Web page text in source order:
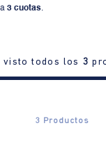
3 cuotas.
visto todos los 3
3 Productos